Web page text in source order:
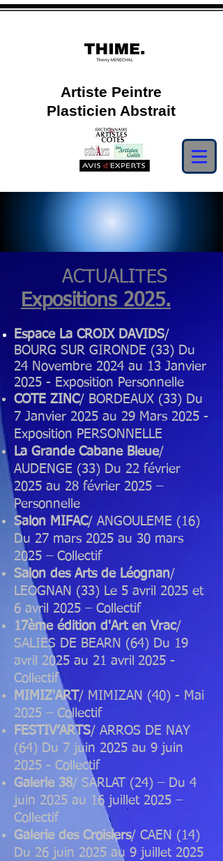
Artiste Peintre
Plasticien Abstrait
ACTUALITES
Expositions 2025.
Espace La CROIX DAVIDS/
BOURG SUR GIRONDE (33) Du
24 Novembre 2024 au 13 Janvier
2025 - Exposition Personnelle
COTE ZINC/ BORDEAUX (33) Du
7 Janvier 2025 au 29 Mars 2025 -
Exposition PERSONNELLE
La Grande Cabane Bleue/
AUDENGE (33) Du 22 février
2025 au 28 février 2025 –
Personnelle
Salon MIFAC/ ANGOULEME (16)
Du 27 mars 2025 au 30 mars
2025 – Collectif
Salon des Arts de Léognan/
LEOGNAN (33) Le 5 avril 2025 et
6 avril 2025 – Collectif
17ème édition d'Art en Vrac/
SALIES DE BEARN (64) Du 19
avril 2025 au 21 avril 2025 -
Collectif
MIMIZ'ART/ MIMIZAN (40) - Mai
2025 – Collectif
FESTIV’ARTS/ ARROS DE NAY
(64) Du 7 juin 2025 au 9 juin
2025 - Collectif
Galerie 38/ SARLAT (24) – Du 4
juin 2025 au 16 juillet 2025 –
Collectif
Galerie des Croisiers/ CAEN (14)
Du 26 juin 2025 au 9 juillet 2025